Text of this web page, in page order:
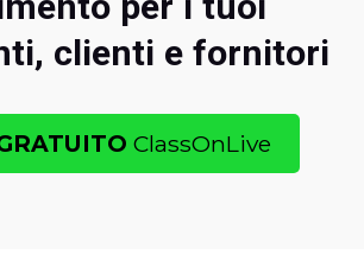
clienti e fornitori
ClassOnLive